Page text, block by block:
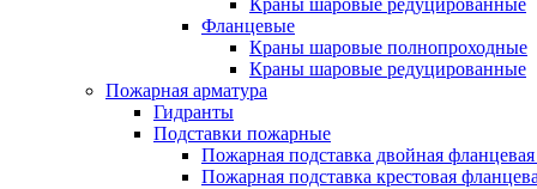
Краны шаровые редуцированные
Фланцевые
Краны шаровые полнопроходные
Краны шаровые редуцированные
Пожарная арматура
Гидранты
Подставки пожарные
Пожарная подставка двойная
Пожарная подставка крестовая